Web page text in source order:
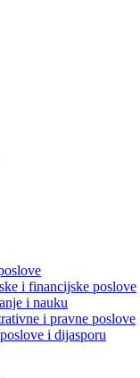
i financijske poslove
i nauku
i pravne poslove
i dijasporu